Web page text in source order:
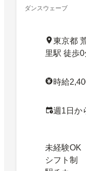
ダンスウェーブ
東京都
里駅 徒歩0
時給
週1日か
未経験OK
シフト制